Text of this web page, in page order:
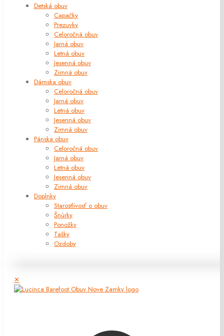
Detská obuv
Capačky
Prezuvky
Celoročná obuv
Jarná obuv
Letná obuv
Jesenná obuv
Zimná obuv
Dámska obuv
Celoročná obuv
Jarná obuv
Letná obuv
Jesenná obuv
Zimná obuv
Pánska obuv
Celoročná obuv
Jarná obuv
Letná obuv
Jesenná obuv
Zimná obuv
Doplnky
Starostlivosť o obuv
Šnúrky
Ponožky
Tašky
Ozdoby
✕